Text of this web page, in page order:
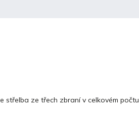
střelba ze třech zbraní v celkovém počtu